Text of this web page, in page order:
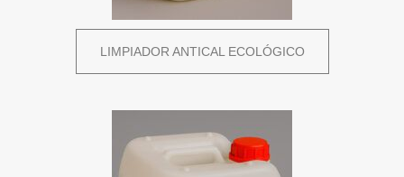
LIMPIADOR ANTICAL ECOLÓGICO